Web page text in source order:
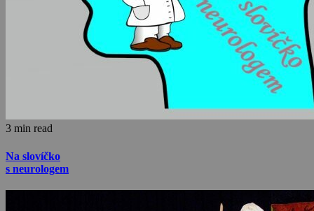
3 min read
Na slovíčko
s neurologem